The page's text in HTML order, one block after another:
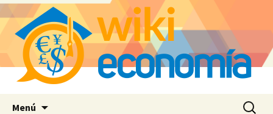
Menú Buscar: